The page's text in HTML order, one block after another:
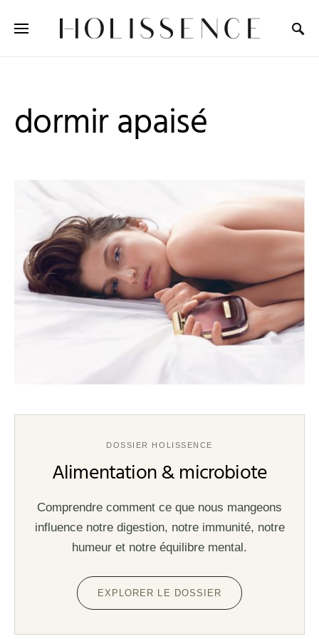
dormir apaisé
DOSSIER HOLISSENCE
Alimentation & microbiote
Comprendre comment ce que nous mangeons
influence notre digestion, notre immunité, notre
humeur et notre équilibre mental.
EXPLORER LE DOSSIER